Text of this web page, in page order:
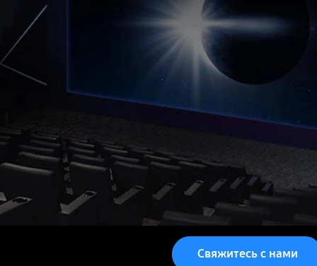
Свяжитесь с нами